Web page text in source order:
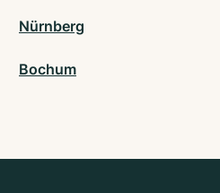
Nürnberg
Bochum